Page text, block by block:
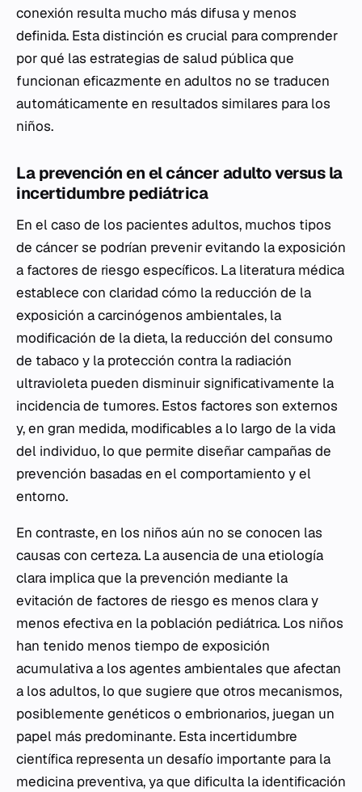
conexión resulta mucho más difusa y menos
definida. Esta distinción es crucial para comprender
por qué las estrategias de salud pública que
funcionan eficazmente en adultos no se traducen
automáticamente en resultados similares para los
niños.
La prevención en el cáncer adulto versus la
incertidumbre pediátrica
En el caso de los pacientes adultos, muchos tipos
de cáncer se podrían prevenir evitando la exposición
a factores de riesgo específicos. La literatura médica
establece con claridad cómo la reducción de la
exposición a carcinógenos ambientales, la
modificación de la dieta, la reducción del consumo
de tabaco y la protección contra la radiación
ultravioleta pueden disminuir significativamente la
incidencia de tumores. Estos factores son externos
y, en gran medida, modificables a lo largo de la vida
del individuo, lo que permite diseñar campañas de
prevención basadas en el comportamiento y el
entorno.
En contraste, en los niños aún no se conocen las
causas con certeza. La ausencia de una etiología
clara implica que la prevención mediante la
evitación de factores de riesgo es menos clara y
menos efectiva en la población pediátrica. Los niños
han tenido menos tiempo de exposición
acumulativa a los agentes ambientales que afectan
a los adultos, lo que sugiere que otros mecanismos,
posiblemente genéticos o embrionarios, juegan un
papel más predominante. Esta incertidumbre
científica representa un desafío importante para la
medicina preventiva, ya que dificulta la identificación